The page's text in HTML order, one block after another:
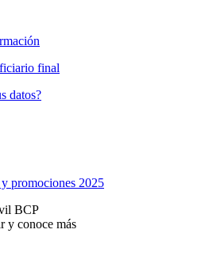
final
datos?
promociones 2025
BCP
y conoce más